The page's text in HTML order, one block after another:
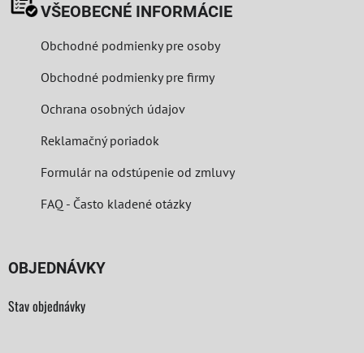
VŠEOBECNÉ INFORMÁCIE
Obchodné podmienky pre osoby
Obchodné podmienky pre firmy
Ochrana osobných údajov
Reklamačný poriadok
Formulár na odstúpenie od zmluvy
FAQ - Často kladené otázky
OBJEDNÁVKY
Stav objednávky